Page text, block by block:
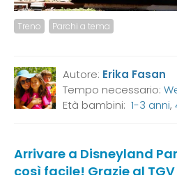
Treno Parchi a tema
Autore: Erika Fasan
Tempo necessario:
Età bambini: 1-3 anni,
Arrivare a Disneyland
così facile! Grazie al TGV